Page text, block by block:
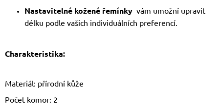
Nastavitelné kožené řemínky vám umožní upravit
délku podle vašich individuálních preferencí.
Charakteristika:
Materiál: přírodní kůže
Počet komor: 2